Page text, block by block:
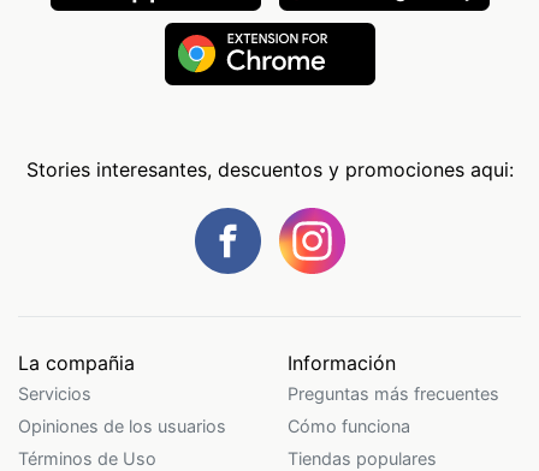
Stories interesantes, descuentos y promociones aqui:
La compañia
Servicios
Opiniones de los usuarios
Términos de Uso
Información
Preguntas más frecuentes
Cómo funciona
Tiendas populares